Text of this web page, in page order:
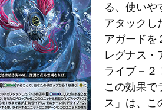
る、使いや
アタックし
アガードを
レグナス・
ライブ－２
この効果で
ス」は、こ